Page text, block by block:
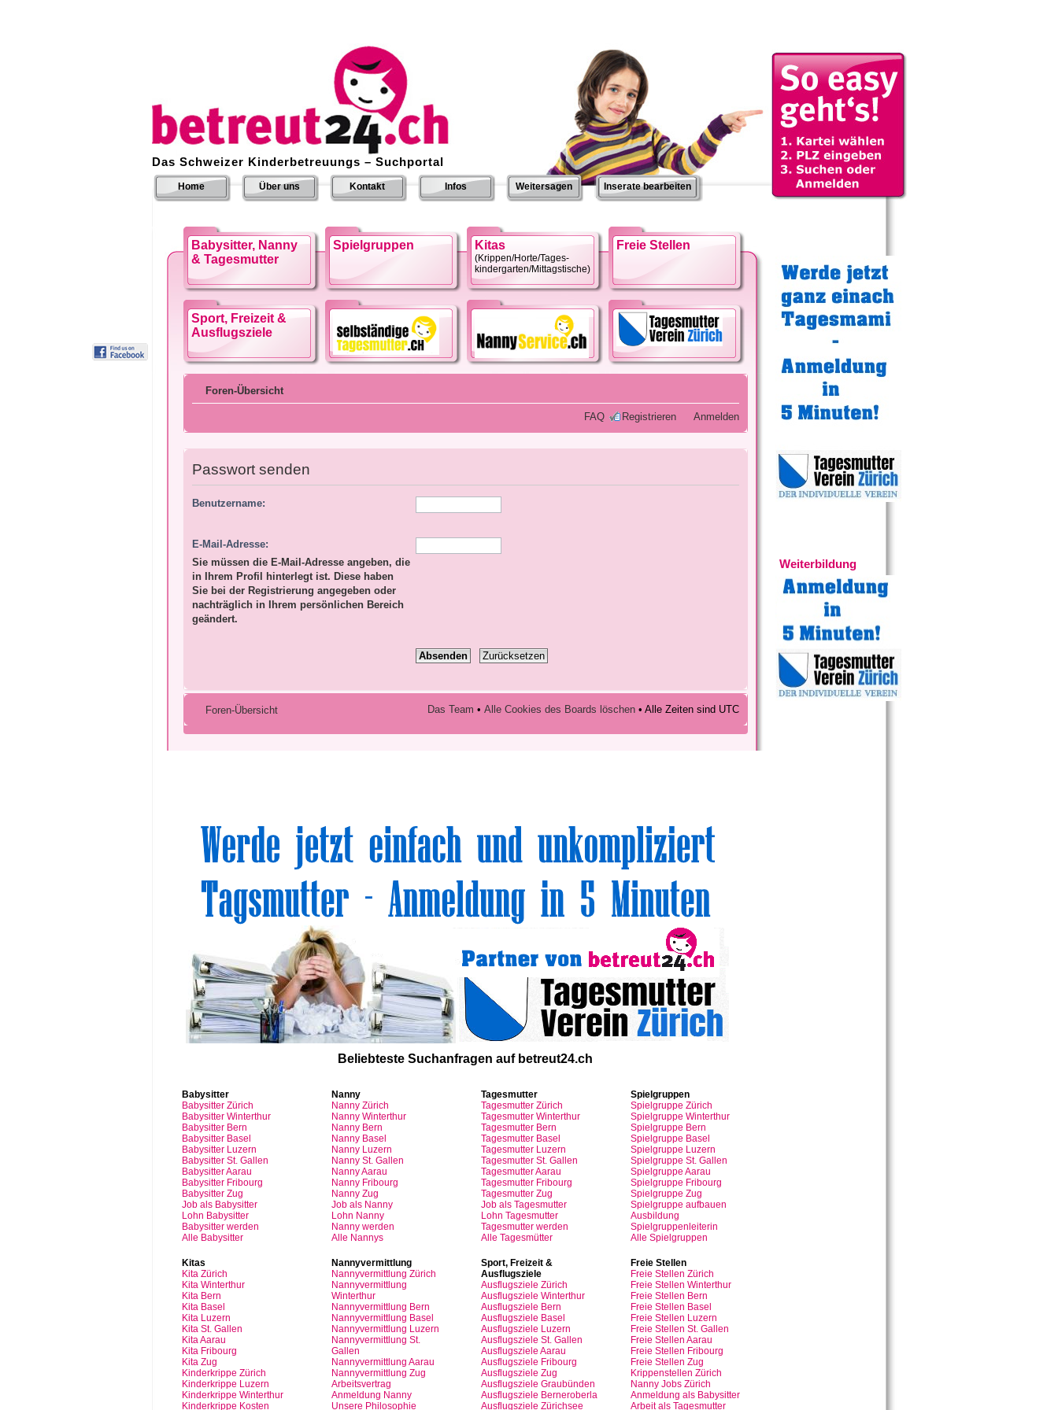
Das Schweizer Kinderbetreuungs – Suchportal
Home Über uns Kontakt Infos Weitersagen Inserate bearbeiten
Babysitter, Nanny
& Tagesmutter
Spielgruppen Kitas
(Krippen/Horte/Tages-
kindergarten/Mittagstische)
Freie Stellen
Sport, Freizeit &
Ausflugsziele
Foren-Übersicht
FAQ Registrieren Anmelden
Passwort senden
Benutzername:
E-Mail-Adresse:
Sie müssen die E-Mail-Adresse angeben, die
in Ihrem Profil hinterlegt ist. Diese haben
Sie bei der Registrierung angegeben oder
nachträglich in Ihrem persönlichen Bereich
geändert.
Foren-Übersicht Das Team • Alle Cookies des Boards löschen• Alle Zeiten sind UTC
Beliebteste Suchanfragen aufbetreut24.ch
Babysitter
Babysitter Zürich
Babysitter Winterthur
Babysitter Bern
Babysitter Basel
Babysitter Luzern
Babysitter St. Gallen
BabysitterAarau
Babysitter Fribourg
Babysitter Zug
Job alsBabysitter
Lohn Babysitter
Babysitter werden
Alle Babysitter
Nanny
Nanny Zürich
Nanny Winterthur
Nanny Bern
Nanny Basel
Nanny Luzern
Nanny St. Gallen
NannyAarau
Nanny Fribourg
Nanny Zug
Job alsNanny
Lohn Nanny
Nanny werden
Alle Nannys
Tagesmutter
Tagesmutter Zürich
TagesmutterWinterthur
TagesmutterBern
TagesmutterBasel
Tagesmutter Luzern
TagesmutterSt. Gallen
TagesmutterAarau
Tagesmutter Fribourg
Tagesmutter Zug
Job als Tagesmutter
Lohn Tagesmutter
Tagesmutter werden
Alle Tagesmütter
Spielgruppen
Spielgruppe Zürich
Spielgruppe Winterthur
Spielgruppe Bern
Spielgruppe Basel
Spielgruppe Luzern
Spielgruppe St. Gallen
Spielgruppe Aarau
Spielgruppe Fribourg
Spielgruppe Zug
Spielgruppe aufbauen
Ausbildung
Spielgruppenleiterin
Alle Spielgruppen
Kitas
Kita Zürich
Kita Winterthur
Kita Bern
Kita Basel
Kita Luzern
Kita St. Gallen
Kita Aarau
Kita Fribourg
Kita Zug
Kinderkrippe Zürich
Kinderkrippe Luzern
Kinderkrippe Winterthur
Kinderkrippe Kosten
Nannyvermittlung
Nannyvermittlung Zürich
Nannyvermittlung
Winterthur
Nannyvermittlung Bern
Nannyvermittlung Basel
Nannyvermittlung Luzern
Nannyvermittlung St.
Gallen
Nannyvermittlung Aarau
Nannyvermittlung Zug
Arbeitsvertrag
Anmeldung Nanny
Unsere Philosophie
Sport, Freizeit&
Ausflugsziele
Ausflugsziele Zürich
Ausflugsziele Winterthur
Ausflugsziele Bern
Ausflugsziele Basel
Ausflugsziele Luzern
Ausflugsziele St. Gallen
Ausflugsziele Aarau
Ausflugsziele Fribourg
Ausflugsziele Zug
Ausflugsziele Graubünden
Ausflugsziele Berneroberla
Ausflugsziele Zürichsee
Freie Stellen
Freie Stellen Zürich
Freie Stellen Winterthur
Freie Stellen Bern
Freie Stellen Basel
Freie Stellen Luzern
Freie Stellen St. Gallen
Freie Stellen Aarau
Freie Stellen Fribourg
Freie Stellen Zug
Krippenstellen Zürich
Nanny Jobs Zürich
Anmeldung alsBabysitter
Arbeit als Tagesmutter
Weiterbildung